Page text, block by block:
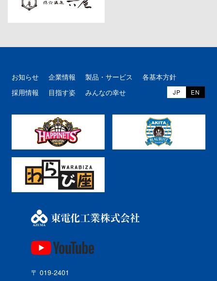
お知らせ 企業情報 製品・サービス
各基本方針
採用情報
目指す姿 みんなの幸せ JP EN
〒 019-2401